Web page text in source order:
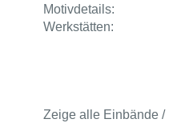
Motivdetails:
Werkstätten:
Zeige alle Einbände /